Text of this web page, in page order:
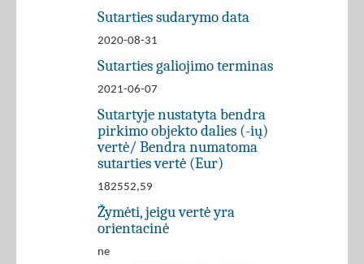
Sutarties sudarymo data
2020-08-31
Sutarties galiojimo terminas
2021-06-07
Sutartyje nustatyta bendra
pirkimo objekto dalies (-ių)
vertė/ Bendra numatoma
sutarties vertė (Eur)
182552,59
Žymėti, jeigu vertė yra
orientacinė
ne